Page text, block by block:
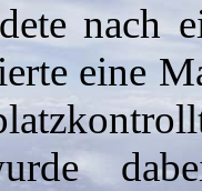
nach
eine